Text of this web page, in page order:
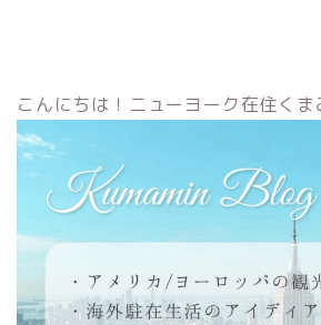
こんにちは！ニューヨーク在住くま